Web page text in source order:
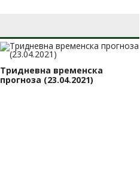
Тридневна временска
прогноза (23.04.2021)